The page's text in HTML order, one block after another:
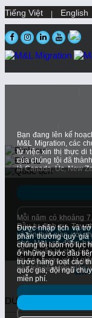
Tiếng Việt English
Bạn đang lên kế
M&L Migration, các
từ việc xin thị thực di
của chúng tôi đã
là Canada, Úc, New
Mỗi năm có khoảng
Đầu tư định cư. Tuy
và tốn thời gian, với
phủ. M&L sẽ đồng
đầu chuẩn bị cho các
tới các bước xử lý
này trở nên đơn giản
Được nhập tịch và
phần thưởng quý giá
chúng tôi luôn nỗ lực
ở những bước đầu
trước hàng loạt các
quốc gia, đội ngũ
miễn phí.
DU HỌC